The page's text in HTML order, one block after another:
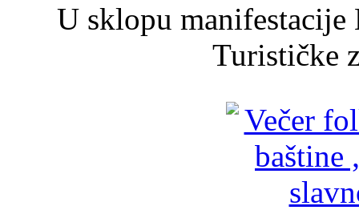
U sklopu
Turističke